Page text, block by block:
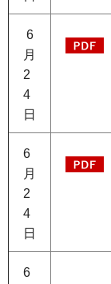
6
月
2
4
日
6
月
2
4
日
6